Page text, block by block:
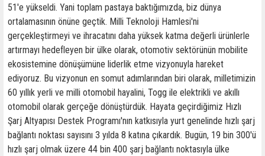
51'e yükseldi. Yani toplam pastaya baktığımızda, biz dünya
ortalamasının önüne geçtik. Milli Teknoloji Hamlesi'ni
gerçekleştirmeyi ve ihracatını daha yüksek katma değerli ürünlerle
artırmayı hedefleyen bir ülke olarak, otomotiv sektörünün mobilite
ekosistemine dönüşümüne liderlik etme vizyonuyla hareket
ediyoruz. Bu vizyonun en somut adımlarından biri olarak, milletimizin
60 yıllık yerli ve milli otomobil hayalini, Togg ile elektrikli ve akıllı
otomobil olarak gerçeğe dönüştürdük. Hayata geçirdiğimiz Hızlı
Şarj Altyapısı Destek Programı'nın katkısıyla yurt genelinde hızlı şarj
bağlantı noktası sayısını 3 yılda 8 katına çıkardık. Bugün, 19 bin 300'ü
hızlı şarj olmak üzere 44 bin 400 şarj bağlantı noktasıyla ülke